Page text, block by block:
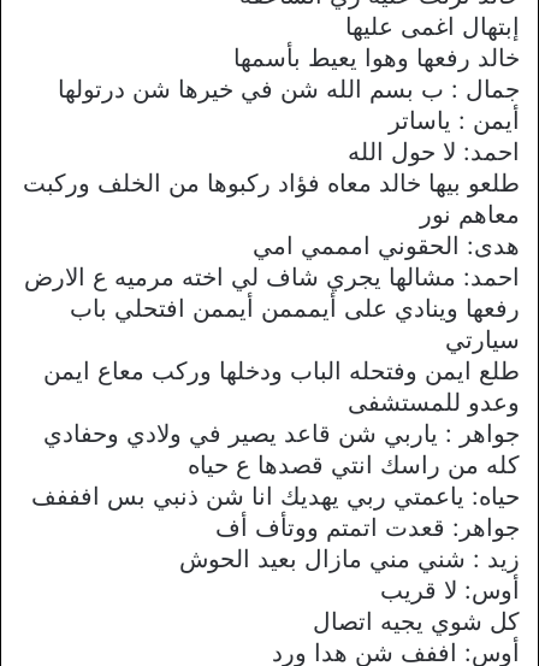
إبتهال اغمى عليها
خالد رفعها وهوا يعيط بأسمها
جمال : ب بسم الله شن في خيرها شن درتولها
أيمن : ياساتر
احمد: لا حول الله
طلعو بيها خالد معاه فؤاد ركبوها من الخلف وركبت
معاهم نور
هدى: الحقوني امممي امي
احمد: مشالها يجري شاف لي اخته مرميه ع الارض
رفعها وينادي على أيمممن أيممن افتحلي باب
سيارتي
طلع ايمن وفتحله الباب ودخلها وركب معاع ايمن
وعدو للمستشفى
جواهر : ياربي شن قاعد يصير في ولادي وحفادي
كله من راسك انتي قصدها ع حياه
حياه: ياعمتي ربي يهديك انا شن ذنبي بس افففف
جواهر: قعدت اتمتم ووتأف أف
زيد : شني مني مازال بعيد الحوش
أوس: لا قريب
كل شوي يجيه اتصال
أوس: اففف شن هدا ورد